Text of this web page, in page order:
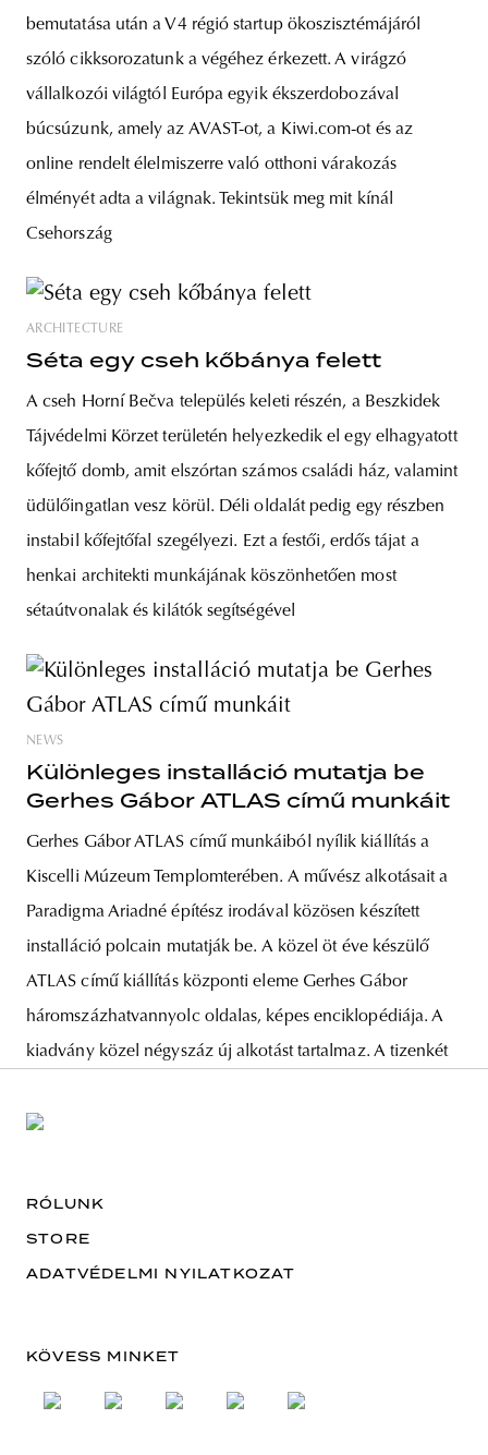
bemutatása után a V4 régió startup ökoszisztémájáról
szóló cikksorozatunk a végéhez érkezett. A virágzó
vállalkozói világtól Európa egyik ékszerdobozával
búcsúzunk, amely az AVAST-ot, a Kiwi.com-ot és az
online rendelt élelmiszerre való otthoni várakozás
élményét adta a világnak. Tekintsük meg mit kínál
Csehország
ARCHITECTURE
Séta egy cseh kőbánya felett
A cseh Horní Bečva település keleti részén, a Beszkidek
Tájvédelmi Körzet területén helyezkedik el egy elhagyatott
kőfejtő domb, amit elszórtan számos családi ház, valamint
üdülőingatlan vesz körül. Déli oldalát pedig egy részben
instabil kőfejtőfal szegélyezi. Ezt a festői, erdős tájat a
henkai architekti munkájának köszönhetően most
sétaútvonalak és kilátók segítségével
NEWS
Különleges installáció mutatja be
Gerhes Gábor ATLAS című munkáit
Gerhes Gábor ATLAS című munkáiból nyílik kiállítás a
Kiscelli Múzeum Templomterében. A művész alkotásait a
Paradigma Ariadné építész irodával közösen készített
installáció polcain mutatják be. A közel öt éve készülő
ATLAS című kiállítás központi eleme Gerhes Gábor
háromszázhatvannyolc oldalas, képes enciklopédiája. A
kiadvány közel négyszáz új alkotást tartalmaz. A tizenkét
RÓLUNK
STORE
ADATVÉDELMI NYILATKOZAT
KÖVESS MINKET